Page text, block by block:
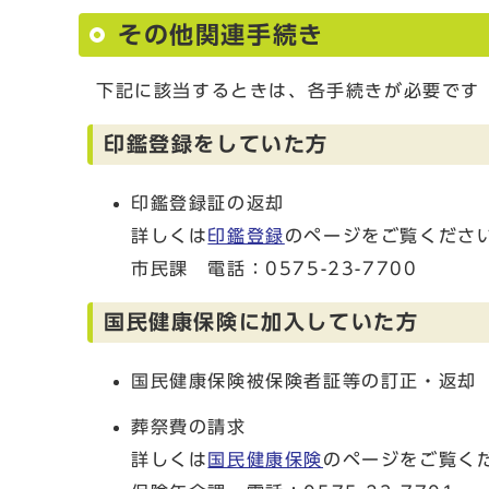
その他関連手続き
下記に該当するときは、各手続きが必要です
印鑑登録をしていた方
印鑑登録証の返却
詳しくは 印鑑登録のページをご覧くださ
市民課 電話：0575-23-7700
国民健康保険に加入していた方
国民健康保険被保険者証等の訂正・返却
葬祭費の請求
詳しくは 国民健康保険のページをご覧く